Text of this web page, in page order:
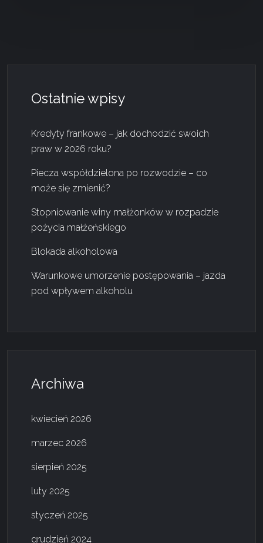
Ostatnie wpisy
Kredyty frankowe – jak dochodzić swoich
praw w 2026 roku?
Piecza współdzielona po rozwodzie – co
może się zmienić?
Stopniowanie winy małżonków w rozpadzie
pożycia małżeńskiego
Blokada alkoholowa
Warunkowe umorzenie postępowania – jazda
pod wpływem alkoholu
Archiwa
kwiecień 2026
marzec 2026
sierpień 2025
luty 2025
styczeń 2025
grudzień 2024